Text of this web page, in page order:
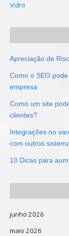
Vidro
Apreciação de
Como o SEO
empresa
Como um site
clientes?
Integrações no
com outros
10 Dicas para
junho 2026
maio 2026